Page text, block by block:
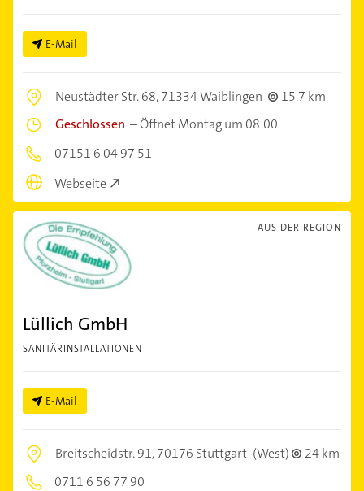
E-Mail
Neustädter Str. 68,71334 Waiblingen
15,7 km
Geschlossen –Öffnet Montag um 08:00
07151 6 04 97 51
Webseite
AUS DER REGION
Lüllich GmbH
SANITÄRINSTALLATIONEN
E-Mail
Breitscheidstr. 91,70176 Stuttgart (West)
24 km
0711 6 56 77 90